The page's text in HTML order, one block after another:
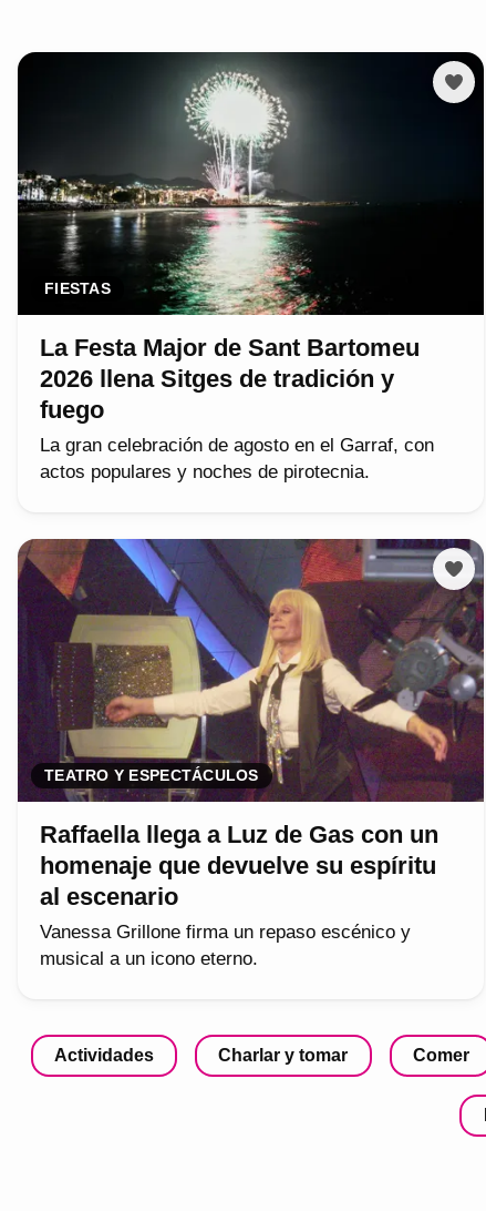
FIESTAS
La Festa Major de Sant Bartomeu
2026 llena Sitges de tradición y
fuego
La gran celebración de agosto en el Garraf, con
actos populares y noches de pirotecnia.
TEATRO Y ESPECTÁCULOS
Raffaella llega a Luz de Gas con un
homenaje que devuelve su espíritu
al escenario
Vanessa Grillone firma un repaso escénico y
musical a un icono eterno.
Actividades Charlar y tomar Comer